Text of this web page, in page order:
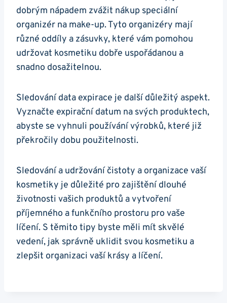
dobrým nápadem zvážit nákup speciální
organizér na make-up. Tyto organizéry mají
různé oddíly a zásuvky, které vám pomohou
udržovat kosmetiku dobře uspořádanou a
snadno dosažitelnou.
Sledování data expirace je další důležitý aspekt.
Vyznačte expirační datum na svých produktech,
abyste se vyhnuli používání výrobků, které již
překročily dobu použitelnosti.
Sledování a udržování čistoty a organizace vaší
kosmetiky je důležité pro zajištění dlouhé
životnosti vašich produktů a vytvoření
příjemného a funkčního prostoru pro vaše
líčení. S těmito tipy byste měli mít skvělé
vedení, jak správně uklidit svou kosmetiku a
zlepšit organizaci vaší krásy a líčení.